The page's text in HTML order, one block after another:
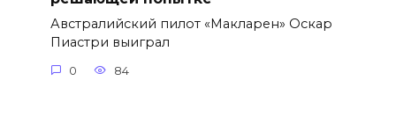
Австралийский пилот «Макларен» Оскар
Пиастри выиграл
0 84